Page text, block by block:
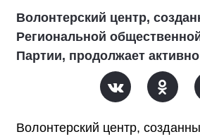
Волонтерский центр,
Региональной
Партии, продолжает
Волонтерский центр,